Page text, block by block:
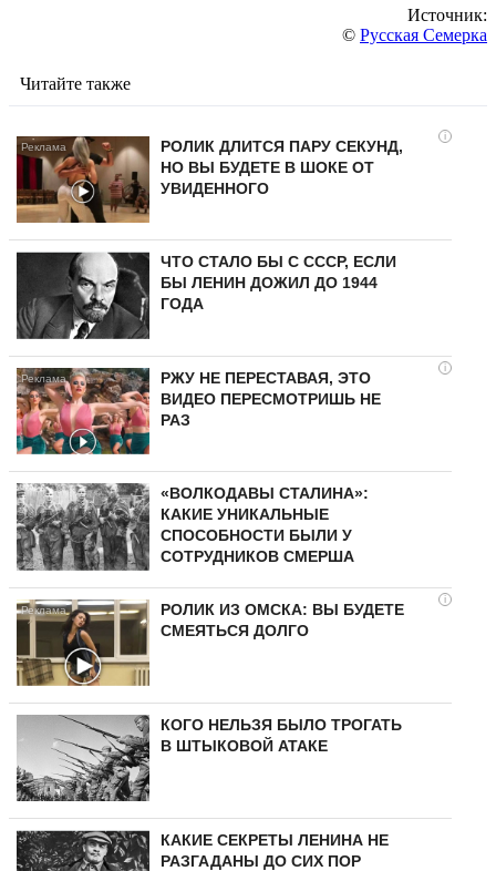
Источник:
© Русская Семерка
Читайте также
i
РОЛИК ДЛИТСЯ ПАРУ СЕКУНД,
НО ВЫ БУДЕТЕ В ШОКЕ ОТ
УВИДЕННОГО
ЧТО СТАЛО БЫ С СССР, ЕСЛИ
БЫ ЛЕНИН ДОЖИЛ ДО 1944
ГОДА
i
РЖУ НЕ ПЕРЕСТАВАЯ, ЭТО
ВИДЕО ПЕРЕСМОТРИШЬ НЕ
РАЗ
«ВОЛКОДАВЫ СТАЛИНА»:
КАКИЕ УНИКАЛЬНЫЕ
СПОСОБНОСТИ БЫЛИ У
СОТРУДНИКОВ СМЕРША
i
РОЛИК ИЗ ОМСКА: ВЫ БУДЕТЕ
СМЕЯТЬСЯ ДОЛГО
КОГО НЕЛЬЗЯ БЫЛО ТРОГАТЬ
В ШТЫКОВОЙ АТАКЕ
КАКИЕ СЕКРЕТЫ ЛЕНИНА НЕ
РАЗГАДАНЫ ДО СИХ ПОР